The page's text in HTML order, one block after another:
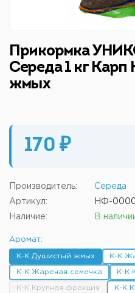
Прикормка
Середа 1 кг
жмых
170 ₽
Производитель: Середа
Артикул: НФ-
Наличие: В
Аромат:
К-К Душистый жмых К-К
К-К Жареная семечка К-К
К-К Крупная фракция К-К